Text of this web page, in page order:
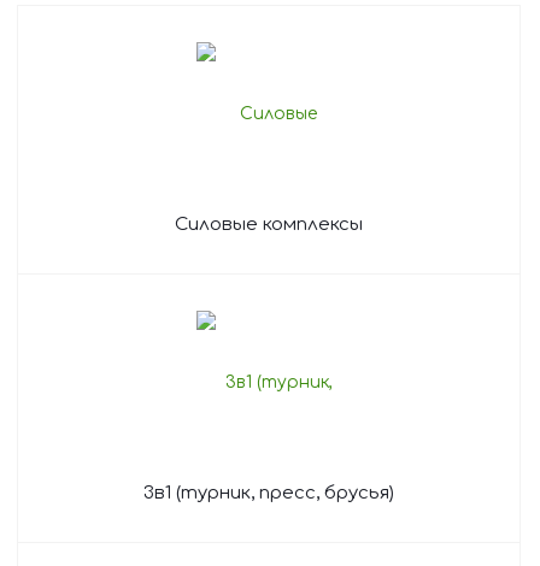
Силовые комплексы
3в1 (турник, пресс, брусья)